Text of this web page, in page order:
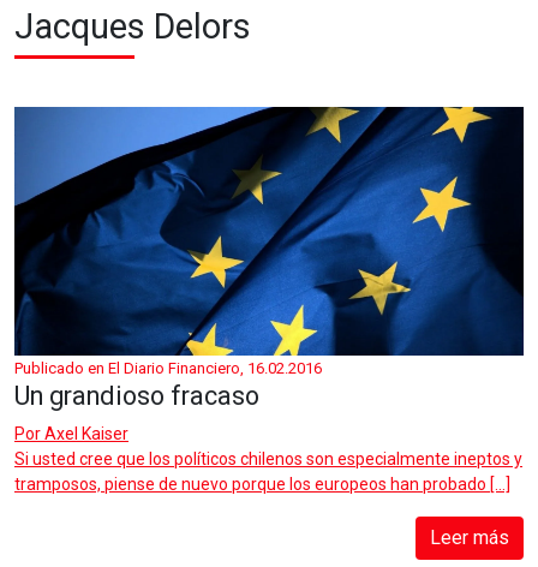
Jacques Delors
Publicado en El Diario Financiero, 16.02.2016
Un grandioso fracaso
PorAxel Kaiser
Si usted cree que los políticos chilenos son especialmente ineptos y
tramposos, piense de nuevo porque los europeos han probado […]
Leer más